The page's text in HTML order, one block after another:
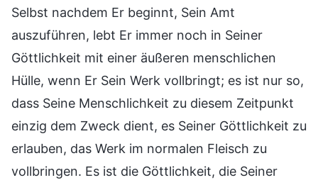
Selbst nachdem Er beginnt, Sein Amt
auszuführen, lebt Er immer noch in Seiner
Göttlichkeit mit einer äußeren menschlichen
Hülle, wenn Er Sein Werk vollbringt; es ist nur so,
dass Seine Menschlichkeit zu diesem Zeitpunkt
einzig dem Zweck dient, es Seiner Göttlichkeit zu
erlauben, das Werk im normalen Fleisch zu
vollbringen. Es ist die Göttlichkeit, die Seiner